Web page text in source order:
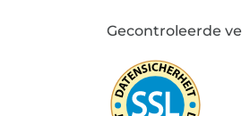
Gecontroleerde